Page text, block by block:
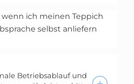
wenn ich meinen Teppich
selbst anliefern
Betriebsablauf und